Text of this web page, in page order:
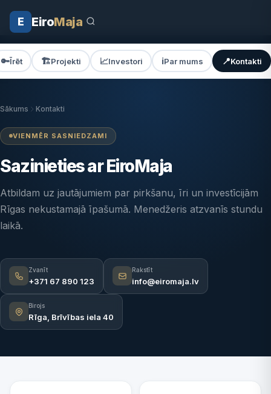
E EiroMaja
🔑Īrēt 🏗️Projekti 📈Investori ℹ️Par mums 📍Kontakti
Sākums Kontakti
VIENMĒR SASNIEDZAMI
Sazinieties ar EiroMaja
Atbildam uz jautājumiem par pirkšanu, īri un investīcijām
Rīgas nekustamajā īpašumā. Menedžeris atzvanīs stundu
laikā.
Zvanīt
+371 67 890 123
Rakstīt
info@eiromaja.lv
Birojs
Rīga, Brīvības iela 40